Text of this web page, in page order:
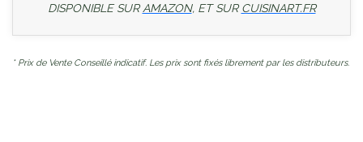
DISPONIBLE SURAMAZON, ET SURCUISINART.FR
* Prix de Vente Conseillé indicatif. Les prix sont fixés librement par les distributeurs.